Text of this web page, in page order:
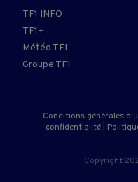
TF1 INFO
TF1+
Météo TF1
Groupe TF1
Conditions générales
confidentialité
Copyright